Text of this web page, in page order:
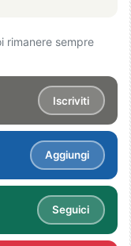
rimanere sempre
Iscriviti
Aggiungi
Seguici